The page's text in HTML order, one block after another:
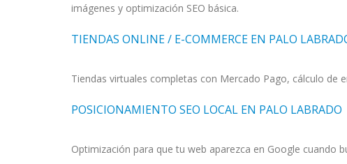
imágenes y optimización SEO básica.
TIENDAS ONLINE / E-COMMERCE EN PALO
Tiendas virtuales completas con Mercado Pago, cálculo de
POSICIONAMIENTO SEO LOCAL EN PALO LABRADO
Optimización para que tu web aparezca en Google cuando